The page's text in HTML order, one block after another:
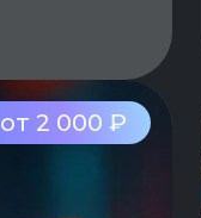
от 2 000 ₽